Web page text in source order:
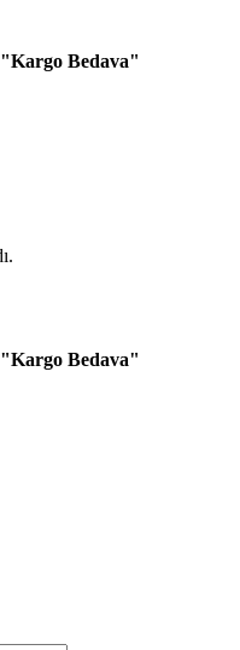
"Kargo Bedava"
"Kargo Bedava"